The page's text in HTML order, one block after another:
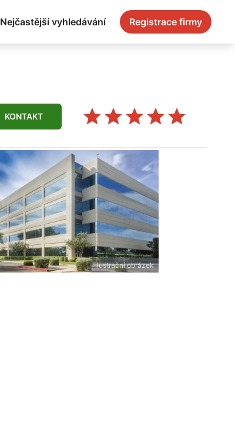
Nejčastější vyhledávání Registrace firmy
KONTAKT
ilustrační obrázek